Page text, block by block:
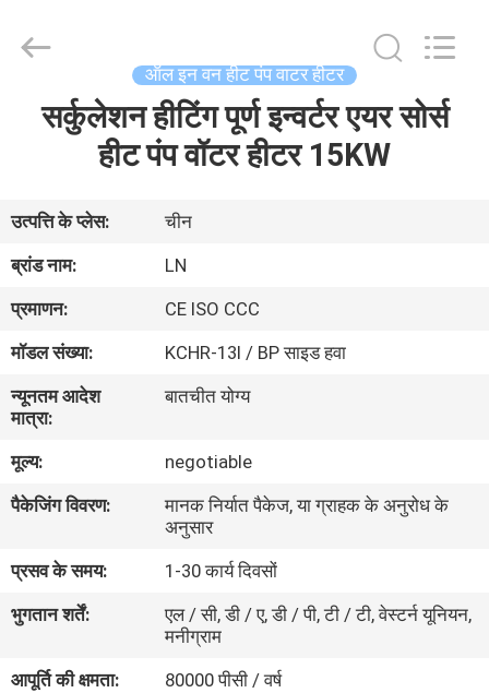
वीडियो
हमारे
बारे
में
कारखाने
का
गुणवत्ता
नियंत्रण
Ltd..
ऑल इन वन हीट पंप वाटर हीटर
सर्कुलेशन हीटिंग पूर्ण इन्वर्टर एयर सोर्स
हीट पंप वॉटर हीटर 15KW
उत्पत्ति के प्लेस:
चीन
ब्रांड नाम:
LN
प्रमाणन:
CE ISO CCC
मॉडल संख्या:
KCHR-13I / BP साइड हवा
न्यूनतम आदेश
मात्रा:
बातचीत योग्य
मूल्य:
negotiable
पैकेजिंग विवरण:
मानक निर्यात पैकेज, या ग्राहक के अनुरोध के
अनुसार
प्रसव के समय:
1-30 कार्य दिवसों
भुगतान शर्तें:
एल / सी, डी / ए, डी / पी, टी / टी, वेस्टर्न यूनियन,
मनीग्राम
आपूर्ति की क्षमता:
80000 पीसी / वर्ष